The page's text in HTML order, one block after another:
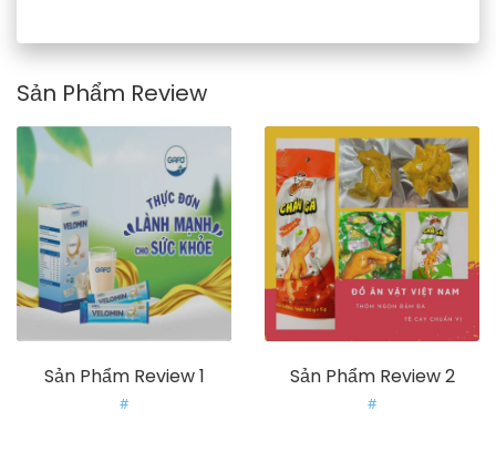
Sản Phẩm Review
Sản Phẩm Review 1
#
Sản Phẩm Review 2
#